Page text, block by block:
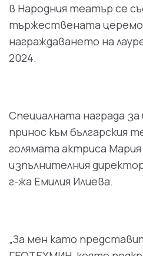
в Народния театър се
тържествената
награждаването на
2024.
Специалната награда
принос към българския
голямата актриса
изпълнителния
г-жа Емилия Илиева.
„За мен като